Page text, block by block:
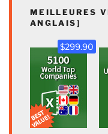
MEILLEURES
ANGLAIS]
$299.90